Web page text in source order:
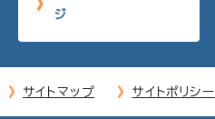
ジ
サイトマップ サイトポリシー